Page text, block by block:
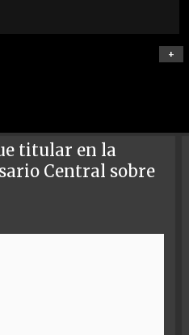
+
titular en la
Central sobre